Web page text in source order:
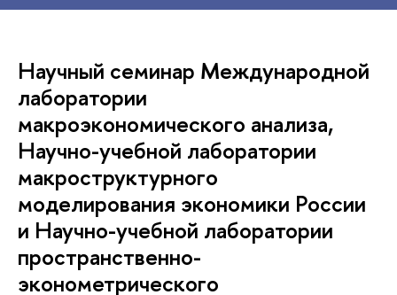
Научный семинар Международной
лаборатории
макроэкономического анализа,
Научно-учебной лаборатории
макроструктурного
моделирования экономики России
и Научно-учебной лаборатории
пространственно-
эконометрического